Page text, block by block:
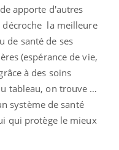
apporte d'autres
décroche la meilleure
de santé de ses
(espérance de vie,
à des soins
tableau, on trouve …
système de santé
qui protège le mieux